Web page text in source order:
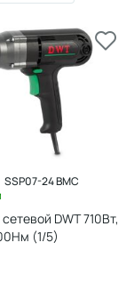
SSP07-24 BMC
DWT 710Вт,
(1/5)